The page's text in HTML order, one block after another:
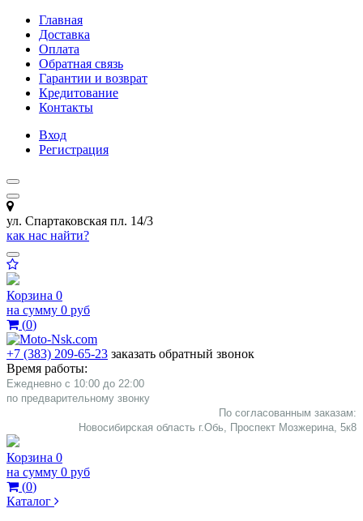
Главная
Доставка
Оплата
Обратная связь
Гарантии и возврат
Кредитование
Контакты
Вход
Регистрация
ул. Спартаковская пл. 14/3
как нас найти?
Корзина 0
на сумму 0 руб
(0)
+7 (383) 209-65-23 заказать обратный звонок
Время работы:
Ежедневно с 10:00 до 22:00
​по предварительному звонку
По согласованным заказам:
Новосибирская область г.Обь, Проспект Мозжерина, 5к8​
Корзина 0
на сумму 0 руб
(0)
Каталог